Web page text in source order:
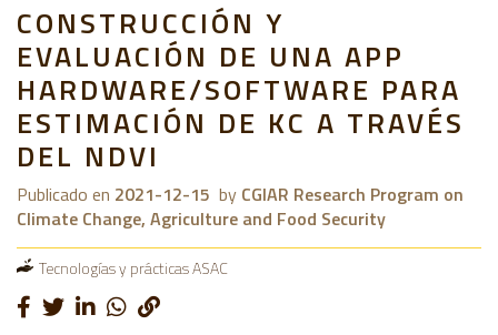
CONSTRUCCIÓN Y
EVALUACIÓN DE UNA APP
HARDWARE/SOFTWARE PARA
ESTIMACIÓN DE KC A TRAVÉS
DEL NDVI
Publicado en 2021-12-15 by CGIAR Research Program on
Climate Change, Agriculture and Food Security
Tecnologías y prácticas ASAC